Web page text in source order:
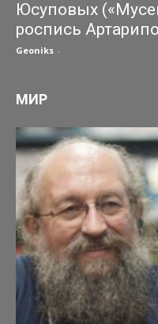
Юсуповых
роспись
Geoniks -
МИР